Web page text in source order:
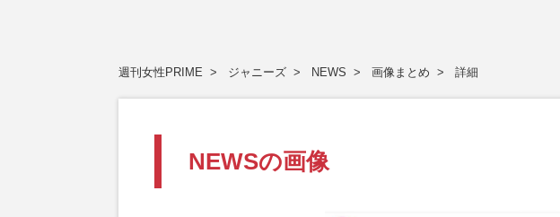
週刊女性PRIME ジャニーズ NEWS 画像まとめ 詳細
NEWSの画像